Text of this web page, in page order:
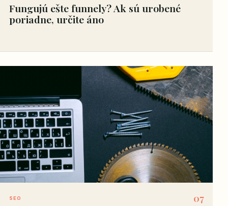
Fungujú ešte funnely? Ak sú urobené
poriadne, určite áno
SEO 07